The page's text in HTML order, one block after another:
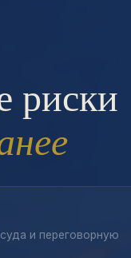
риски
и переговорную